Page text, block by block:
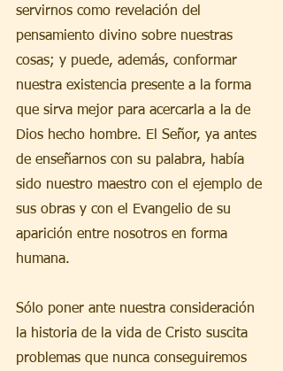
servirnos como revelación del
pensamiento divino sobre nuestras
cosas; y puede, además, conformar
nuestra existencia presente a la forma
que sirva mejor para acercarla a la de
Dios hecho hombre. El Señor, ya antes
de enseñarnos con su palabra, había
sido nuestro maestro con el ejemplo de
sus obras y con el Evangelio de su
aparición entre nosotros en forma
humana.
Sólo poner ante nuestra consideración
la historia de la vida de Cristo suscita
problemas que nunca conseguiremos